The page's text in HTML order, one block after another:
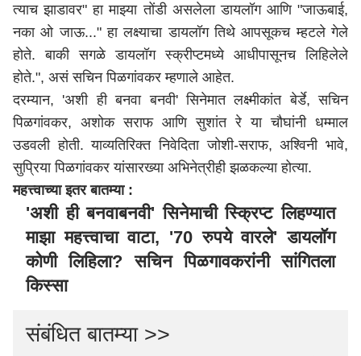
त्याच झाडावर" हा माझ्या तोंडी असलेला डायलॉग आणि "जाऊबाई,
नका ओ जाऊ..." हा लक्ष्याचा डायलॉग तिथे आपसूकच म्हटले गेले
होते. बाकी सगळे डायलॉग स्क्रीप्टमध्ये आधीपासूनच लिहिलेले
होते.", असं सचिन पिळगांवकर म्हणाले आहेत.
दरम्यान, 'अशी ही बनवा बनवी' सिनेमात लक्ष्मीकांत बेर्डे, सचिन
पिळगांवकर, अशोक सराफ आणि सुशांत रे या चौघांनी धम्माल
उडवली होती. याव्यतिरिक्त निवेदिता जोशी-सराफ, अश्विनी भावे,
सुप्रिया पिळगांवकर यांसारख्या अभिनेत्रीही झळकल्या होत्या.
महत्त्वाच्या इतर बातम्या :
'अशी ही बनवाबनवी' सिनेमाची स्क्रिप्ट लिहण्यात
माझा महत्त्वाचा वाटा, '70 रुपये वारले' डायलॉग
कोणी लिहिला? सचिन पिळगावकरांनी सांगितला
किस्सा
संबंधित बातम्या >>